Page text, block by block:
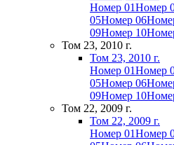
Номер 01Номер
05Номер 06
09Номер 10
Том 23, 2010 г.
Том 23, 2010 г.
Номер 01Номер
05Номер 06
09Номер 10
Том 22, 2009 г.
Том 22, 2009 г.
Номер 01Номер